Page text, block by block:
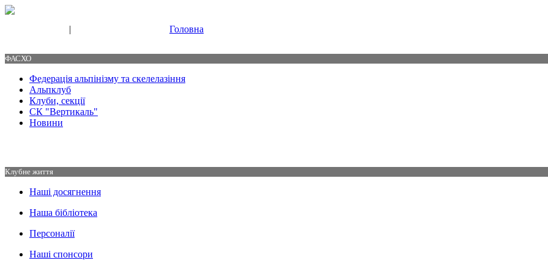
| Головна
ФАСХО
Федерація альпінізму та скелелазіння
Альпклуб
Клуби, секції
СК "Вертикаль"
Новини
Клубне життя
Наші досягнення
Наша бібліотека
Персоналії
Наші спонсори